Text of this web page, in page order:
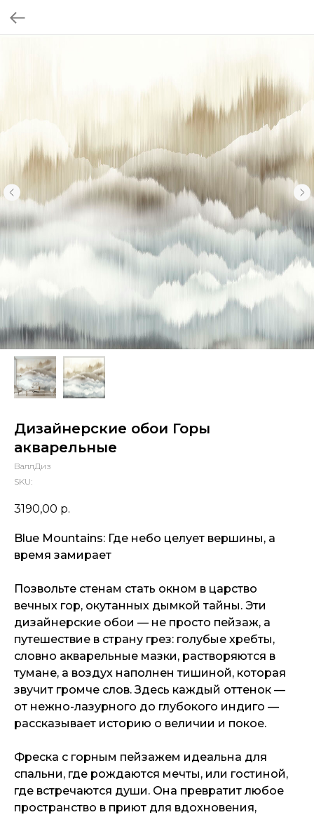
Дизайнерские обои Горы
акварельные
ВаллДиз
SKU:
3190,00 р.
Blue Mountains: Где небо целует вершины, а
время замирает
Позвольте стенам стать окном в царство
вечных гор, окутанных дымкой тайны. Эти
дизайнерские обои — не просто пейзаж, а
путешествие в страну грез: голубые хребты,
словно акварельные мазки, растворяются в
тумане, а воздух наполнен тишиной, которая
звучит громче слов. Здесь каждый оттенок —
от нежно-лазурного до глубокого индиго —
рассказывает историю о величии и покое.
Фреска с горным пейзажем идеальна для
спальни, где рождаются мечты, или гостиной,
где встречаются души. Она превратит любое
пространство в приют для вдохновения,